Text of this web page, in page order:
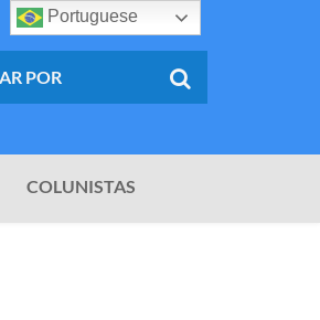
COLUNISTAS
Portuguese